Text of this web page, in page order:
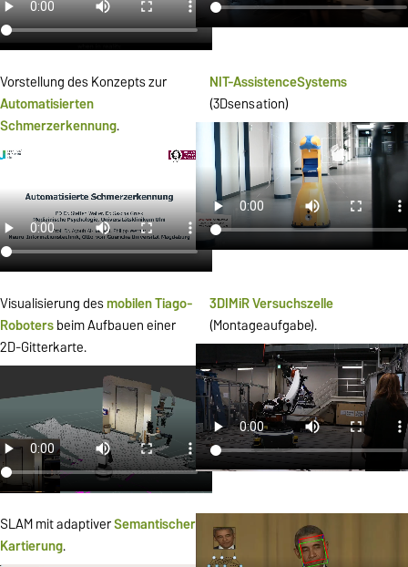
Vorstellung des Konzepts zur
Automatisierten
Schmerzerkennung.
Visualisierung desmobilenTiago-
Robotersbeim Aufbauen einer
2D-Gitterkarte.
3DIMiR Versuchszelle
(Montageaufgabe).
SLAM mit adaptiverSemantischer
Kartierung.
NIT-AssistenceSystems
(3Dsensation)